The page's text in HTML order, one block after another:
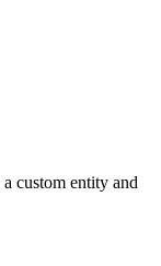
custom entity and